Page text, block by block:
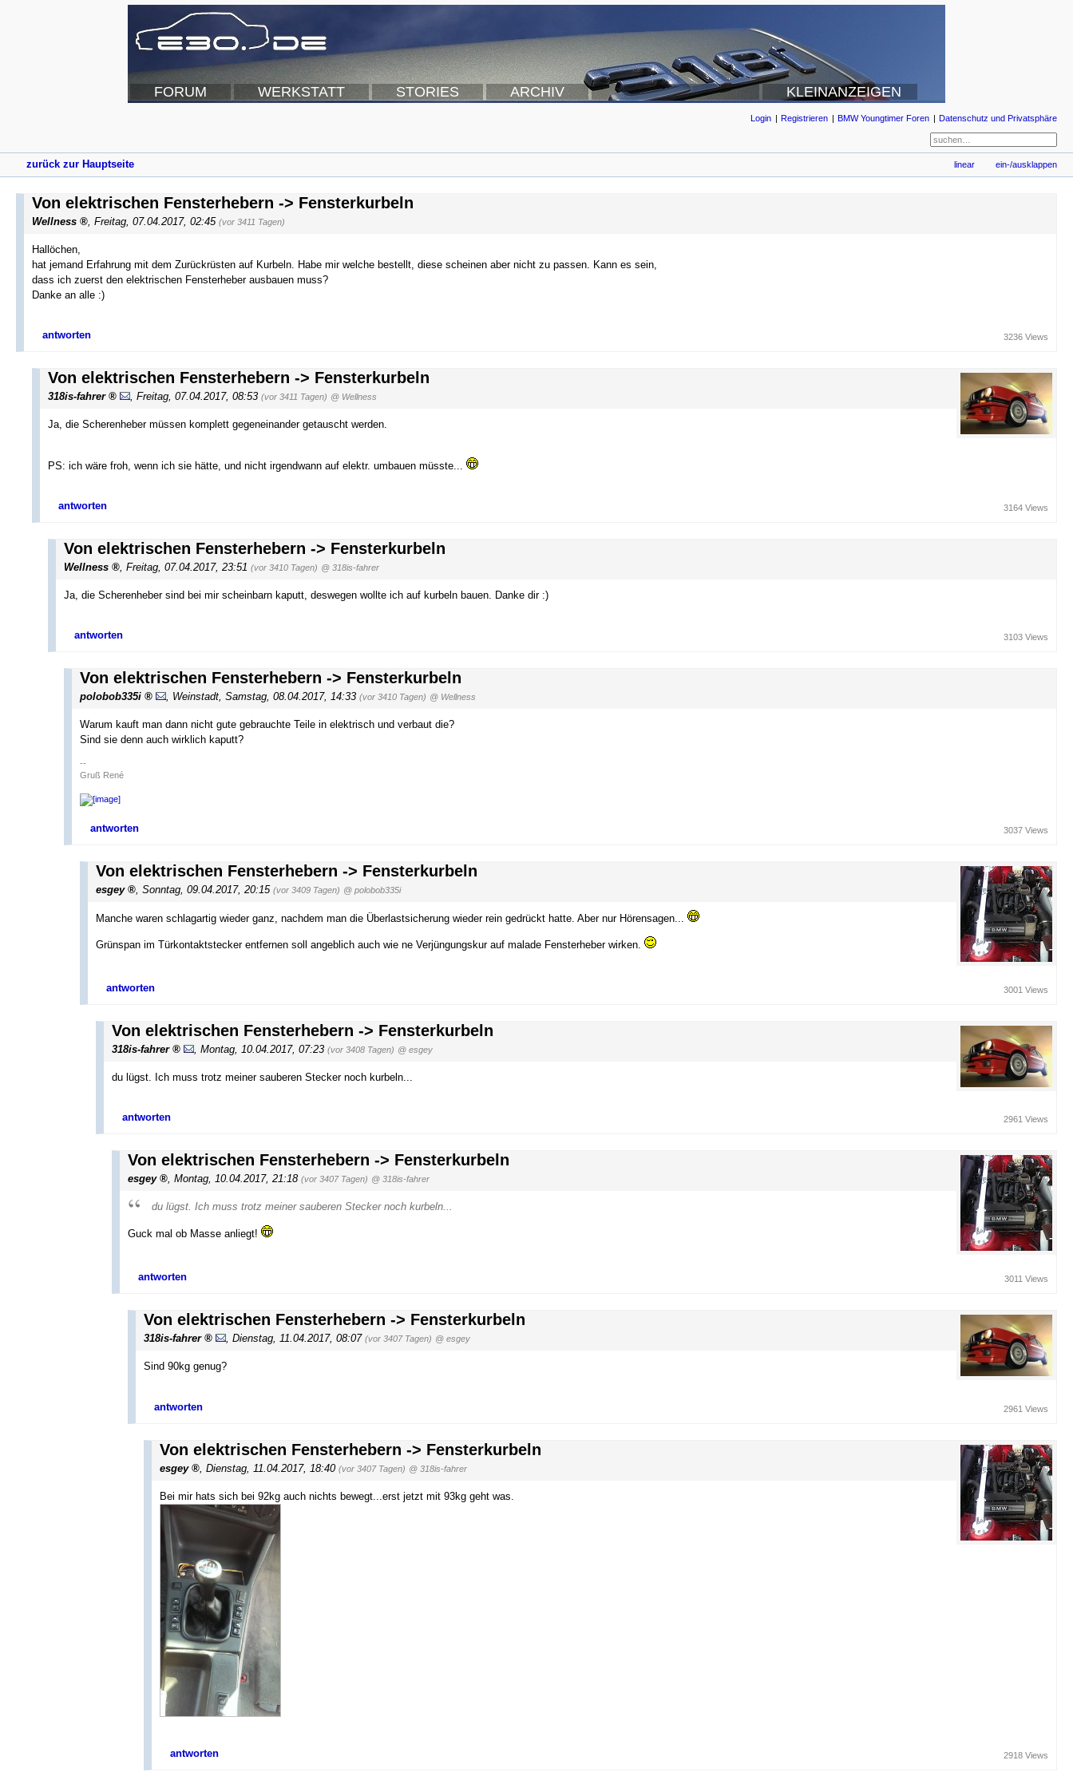
FORUM WERKSTATT STORIES ARCHIV KLEINANZEIGEN
Login Registrieren BMW Youngtimer Foren Datenschutz und Privatsphäre
zurück zur Hauptseite linear ein-/ausklappen
Von elektrischen Fensterhebern -> Fensterkurbeln
Wellness Freitag, 07.04.2017, 02:45 (vor 3411 Tagen)
Hallöchen,
hat jemand Erfahrung mit dem Zurückrüsten auf Kurbeln. Habe mir welche bestellt, diese scheinen aber nicht zu passen. Kann es sein,
dass ich zuerst den elektrischen Fensterheber ausbauen muss?
Danke an alle :)
antworten 3236 Views
Von elektrischen Fensterhebern -> Fensterkurbeln
318is-fahrer Freitag, 07.04.2017, 08:53 (vor 3411 Tagen) @ Wellness
Ja, die Scherenheber müssen komplett gegeneinander getauscht werden.
PS: ich wäre froh, wenn ich sie hätte, und nicht irgendwann auf elektr. umbauen müsste...
antworten 3164 Views
Von elektrischen Fensterhebern -> Fensterkurbeln
Wellness , Freitag, 07.04.2017, 23:51 (vor 3410 Tagen) @ 318is-fahrer
Ja, die Scherenheber sind bei mir scheinbarn kaputt, deswegen wollte ich auf kurbeln bauen. Danke dir :)
antworten 3103 Views
Von elektrischen Fensterhebern -> Fensterkurbeln
polobob335i , Weinstadt, Samstag, 08.04.2017, 14:33 (vor 3410 Tagen) @ Wellness
Warum kauft man dann nicht gute gebrauchte Teile in elektrisch und verbaut die?
Sind sie denn auch wirklich kaputt?
--
Gruß René
antworten 3037 Views
Von elektrischen Fensterhebern -> Fensterkurbeln
esgey , Sonntag, 09.04.2017, 20:15 (vor 3409 Tagen) @ polobob335i
Manche waren schlagartig wieder ganz, nachdem man die Überlastsicherung wieder rein gedrückt hatte. Aber nur Hörensagen...
Grünspan im Türkontaktstecker entfernen soll angeblich auch wie ne Verjüngungskur auf malade Fensterheber wirken.
antworten 3001 Views
Von elektrischen Fensterhebern -> Fensterkurbeln
318is-fahrer , Montag, 10.04.2017, 07:23 (vor 3408 Tagen) @ esgey
du lügst. Ich muss trotz meiner sauberen Stecker noch kurbeln...
antworten 2961 Views
Von elektrischen Fensterhebern -> Fensterkurbeln
esgey , Montag, 10.04.2017, 21:18 (vor 3407 Tagen) @ 318is-fahrer
du lügst. Ich muss trotz meiner sauberen Stecker noch kurbeln...
Guck mal ob Masse anliegt!
antworten 3011 Views
Von elektrischen Fensterhebern -> Fensterkurbeln
318is-fahrer , Dienstag, 11.04.2017, 08:07 (vor 3407 Tagen) @ esgey
Sind 90kg genug?
antworten 2961 Views
Von elektrischen Fensterhebern -> Fensterkurbeln
esgey Dienstag, 11.04.2017, 18:40 (vor 3407 Tagen) @ 318is-fahrer
Bei mir hats sich bei 92kg auch nichts bewegt...erst jetzt mit 93kg geht was.
antworten 2918 Views